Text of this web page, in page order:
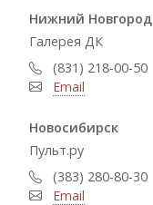
Нижний Новгород
Галерея ДК
(831) 218-00-50
Email
Новосибирск
Пульт.ру
(383) 280-80-30
Email